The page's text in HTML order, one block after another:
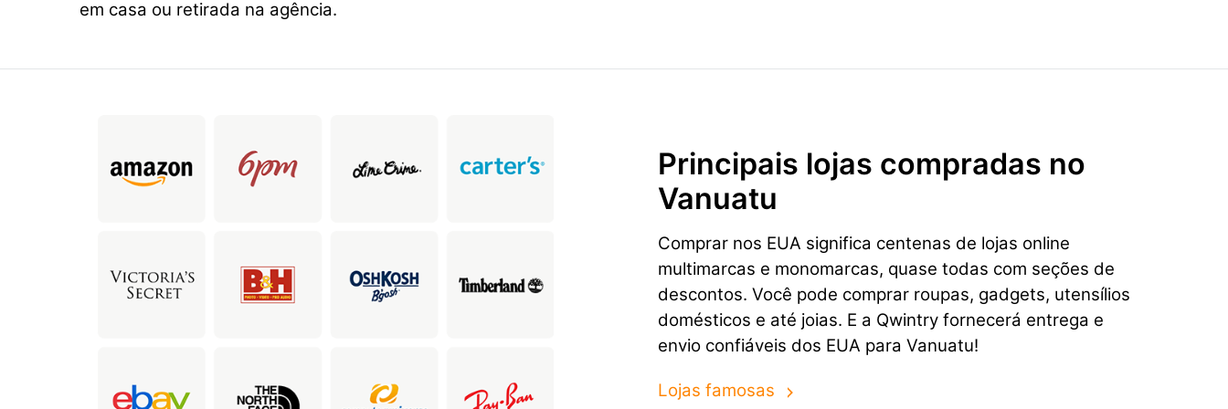
em casa ou retirada na agência.
Principais lojas compradas no
Vanuatu
Comprar nos EUA significa centenas de lojas online
multimarcas e monomarcas, quase todas com seções de
descontos. Você pode comprar roupas, gadgets, utensílios
domésticos e até joias. E a Qwintry fornecerá entrega e
envio confiáveis dos EUA para Vanuatu!
Lojas famosas